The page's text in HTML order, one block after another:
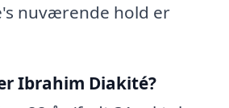
nuværende hold er
Ibrahim Diakité?